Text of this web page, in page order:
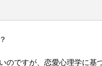
のですが、恋愛心理学に基